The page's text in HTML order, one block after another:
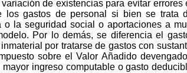
de existencias para evitar
gastos de personal si bien se trata
la seguridad social o aportaciones a
Por lo demás, se diferencia el
por tratarse de gastos con
sobre el Valor Añadido
ingreso computable o gasto